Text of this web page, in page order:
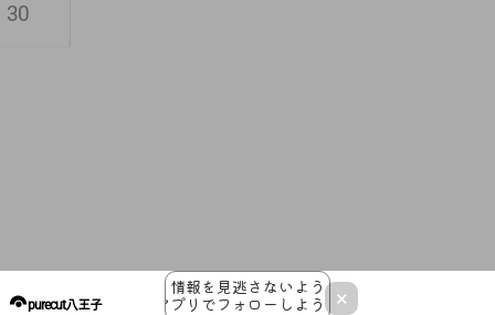
×
情報を見逃さないよう
アプリでフォローしよう！
purecut八王子
30